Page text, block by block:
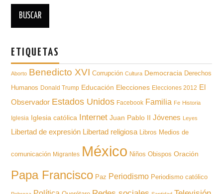
ETIQUETAS
Aborto Benedicto XVI Corrupción Cultura Democracia Derechos
Humanos Donald Trump Educación Elecciones Elecciones 2012 El
Observador Estados Unidos Facebook Familia Fe Historia
Iglesia Iglesia católica Internet Juan Pablo II Jóvenes Leyes
Libertad de expresión Libertad religiosa Libros Medios de
comunicación Migrantes México Niños Obispos Oración
Papa Francisco Paz Periodismo Periodismo católico